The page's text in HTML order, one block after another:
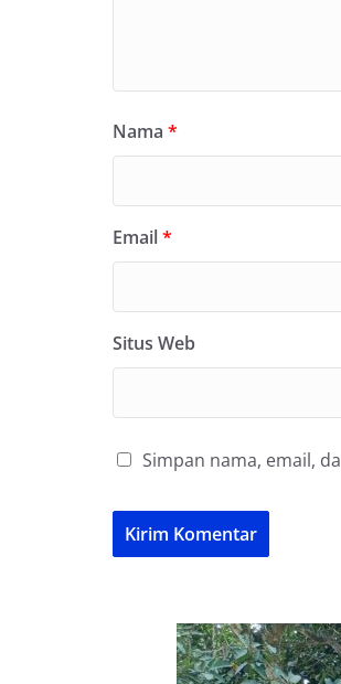
Nama *
Email*
Situs Web
Simpan nama, email,